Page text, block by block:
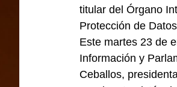
titular del Órgano
Protección de
Este martes 23 de
Información y
Ceballos,